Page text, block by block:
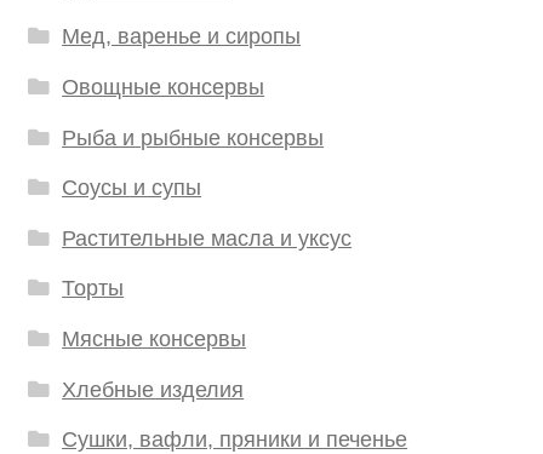
Мед, варенье и сиропы
Овощные консервы
Рыба и рыбные консервы
Соусы и супы
Растительные масла и уксус
Торты
Мясные консервы
Хлебные изделия
Сушки, вафли, пряники и печенье